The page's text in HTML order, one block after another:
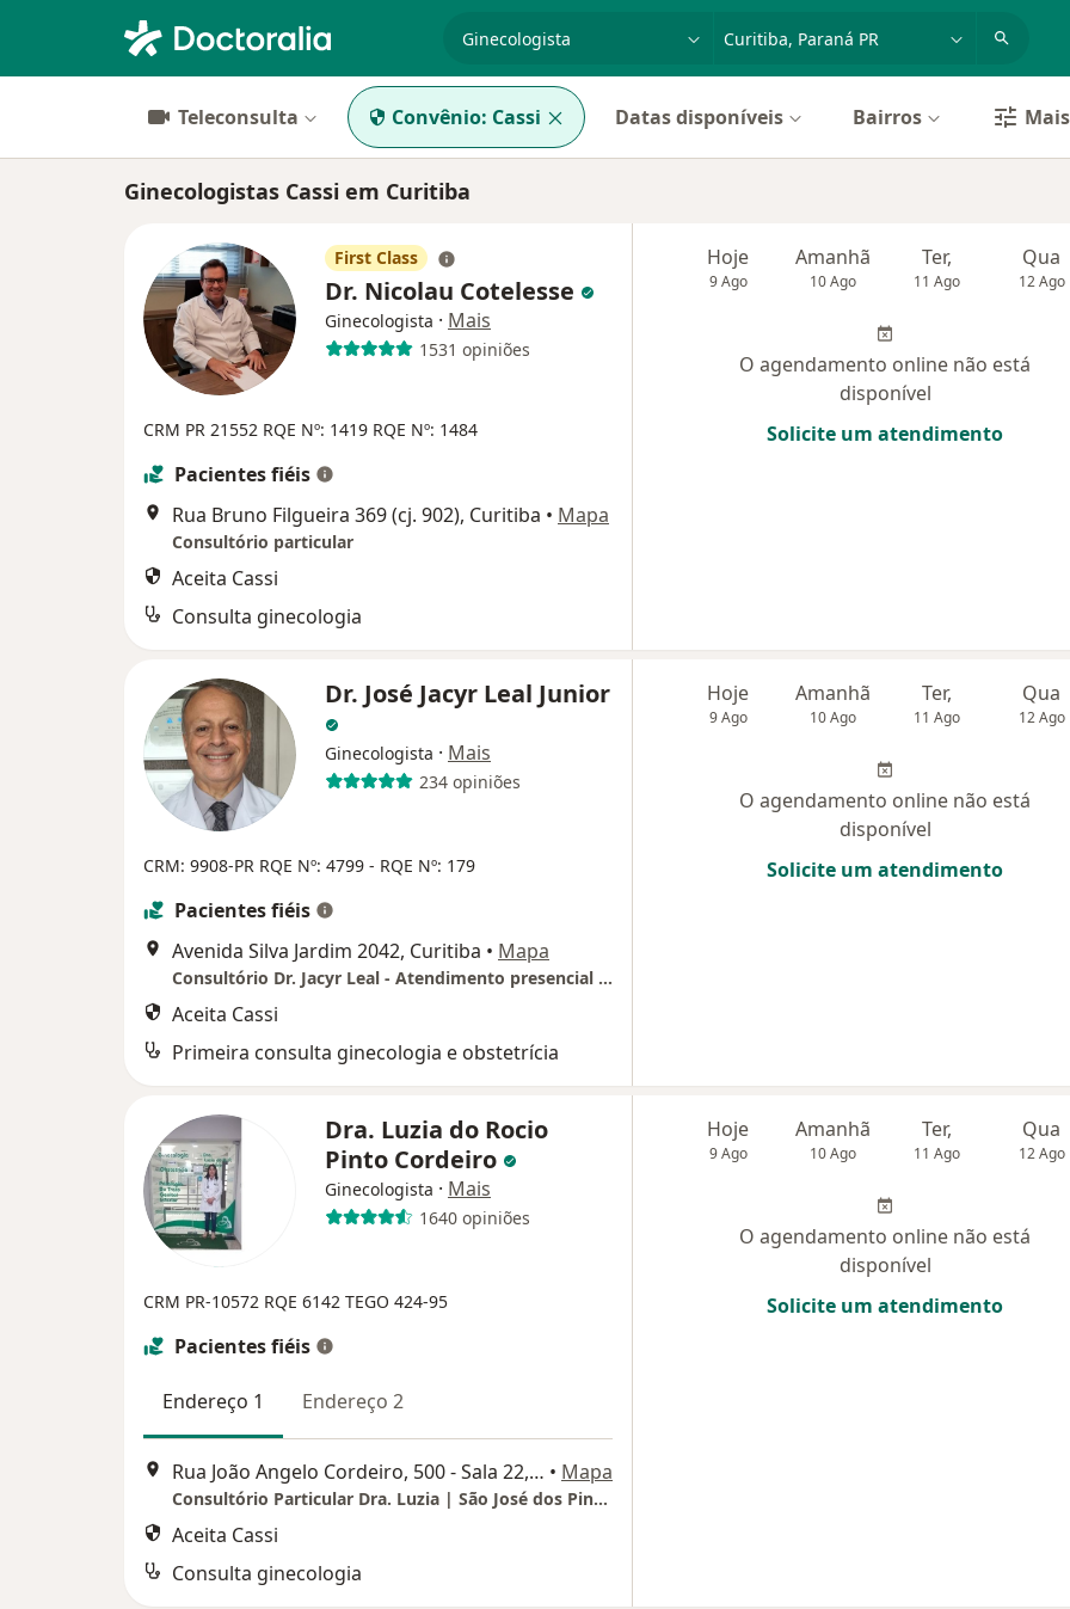
cidade ou região
Teleconsulta Convênio: Cassi Datas disponíveis Bairros
Ginecologistas Cassi em Curitiba
First Class
Dr. Nicolau Cotelesse
Ginecologista · Mais
1531 opiniões
CRM PR 21552 RQE Nº: 1419 RQE Nº: 1484
Pacientes fiéis
Rua Bruno Filgueira 369 (cj. 902), Curitiba • Mapa
Consultório particular
Aceita Cassi
Consulta ginecologia
Hoje
9 Ago
Amanhã
10 Ago
Ter,
11 Ago
Qua
12 Ago
O agendamento online não está
disponível
Solicite um atendimento
Dr. José Jacyr Leal Junior
Ginecologista · Mais
234 opiniões
CRM: 9908-PR RQE Nº: 4799 - RQE Nº: 179
Pacientes fiéis
Avenida Silva Jardim 2042, Curitiba • Mapa
Consultório Dr. Jacyr Leal - Atendimento presencial ou Telemedicina
Aceita Cassi
Primeira consulta ginecologia e obstetrícia
Hoje
9 Ago
Amanhã
10 Ago
Ter,
11 Ago
Qua
12 Ago
O agendamento online não está
disponível
Solicite um atendimento
Dra. Luzia do Rocio
Pinto Cordeiro
Ginecologista · Mais
1640 opiniões
CRM PR-10572 RQE 6142 TEGO 424-95
Pacientes fiéis
Endereço 1 Endereço 2
Rua João Angelo Cordeiro, 500 - Sala 22, São José Dos Pinhais • Mapa
Consultório Particular Dra. Luzia | São José dos Pinhais
Aceita Cassi
Consulta ginecologia
Hoje
9 Ago
Amanhã
10 Ago
Ter,
11 Ago
Qua
12 Ago
O agendamento online não está
disponível
Solicite um atendimento